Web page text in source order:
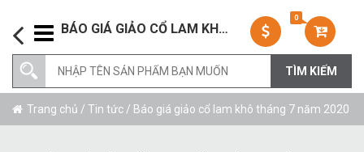
BÁO GIÁ GIẢO CỔ LAM KHÔ THÁNG 7 NĂM 2020
0
Trang chủ / Tin tức / Báo giá giảo cổ lam khô tháng 7 năm 2020